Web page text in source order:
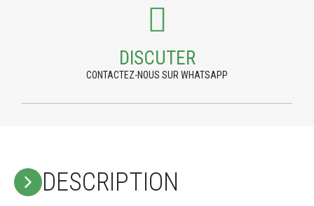
DISCUTER
CONTACTEZ-NOUS SUR WHATSAPP
DESCRIPTION